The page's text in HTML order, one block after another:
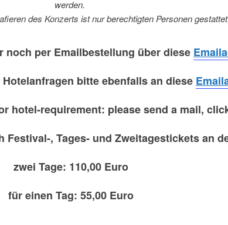
werden.
des Konzerts ist nur berechtigten Personen
noch per Emailbestellung ​ über diese
bitte ebenfalls an diese
hotel-requirement: please send a mail,
, Tages- und Zweitagestickets​ an
zwei Tage: 110,00 Euro
​für einen Tag: 55,00 Euro